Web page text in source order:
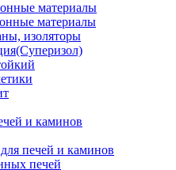
материалы
материалы
изоляторы
и каминов
печей и каминов
печей